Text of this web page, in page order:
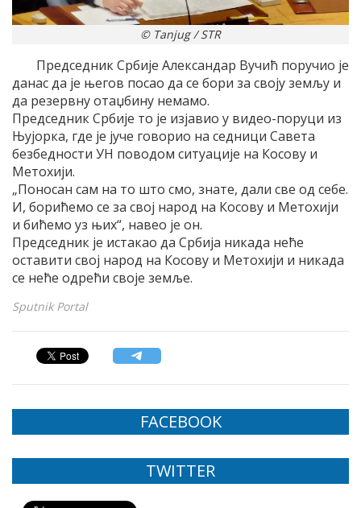
© Tanjug / STR
Председник Србије Александар Вучић поручио је
данас да је његов посао да се бори за своју земљу и
да резервну отаџбину немамо.
Председник Србије то је изјавио у видео-поруци из
Њујорка, где је јуче говорио на седници Савета
безбедности УН поводом ситуације на Косову и
Метохији.
„Поносан сам на то што смо, знате, дали све од себе.
И, борићемо се за свој народ на Косову и Метохији
и бићемо уз њих“, навео је он.
Председник је истакао да Србија никада неће
оставити свој народ на Косову и Метохији и никада
се неће одрећи своје земље.
Sputnik Portal
FACEBOOK
TWITTER